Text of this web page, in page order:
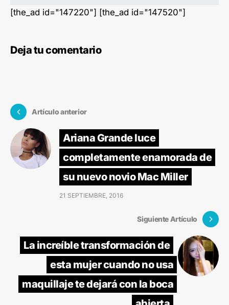
[the_ad id="147220"] [the_ad id="147520"]
Deja tu comentario
Artículo anterior
Ariana Grande luce
completamente enamorada de
su nuevo novio Mac Miller
21 SEPTIEMBRE, 2016
Siguiente Artículo
La increíble transformación de
esta mujer cuando no usa
maquillaje te dejará con la boca